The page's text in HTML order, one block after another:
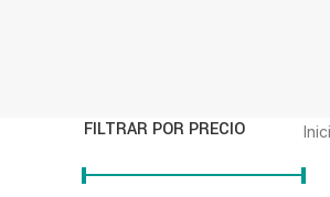
FILTRAR POR PRECIO